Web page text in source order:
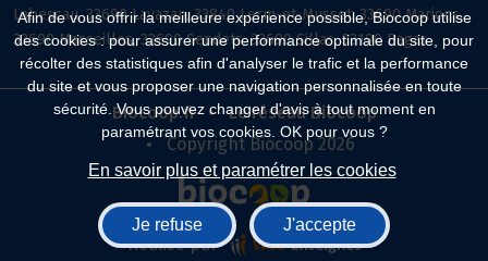
Afin de vous offrir la meilleure expérience possible, Biocoop utilise
des cookies : pour assurer une performance optimale du site, pour
récolter des statistiques afin d'analyser le trafic et la performance
du site et vous proposer une navigation personnalisée en toute
sécurité. Vous pouvez changer d'avis à tout moment en
paramétrant vos cookies. OK pour vous ?
En savoir plus et paramétrer les cookies
Je refuse J'accepte
Labescau, 33690 Lavazan, 33840 Lerm-et-Musset, 33690 Marions,
33690 Masseilles, 33690 Sendets, 33690 Sillas, 33190 Bagas
Biocoop.fr
Le réseau Biocoop
Copyright Biocoop 2026
Réalisé par